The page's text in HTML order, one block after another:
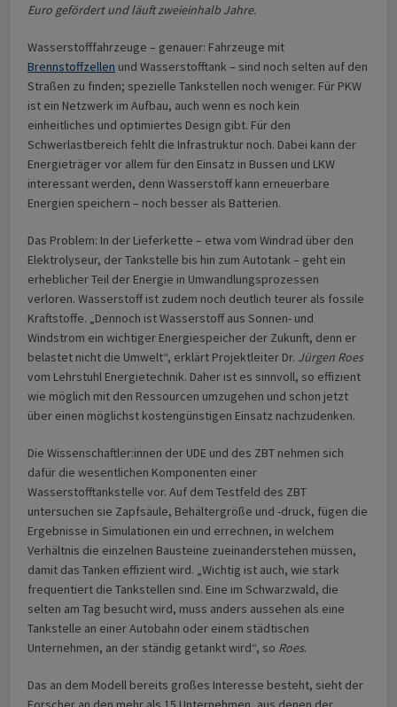
Euro gefördert und läuft zweieinhalb Jahre.
Wasserstofffahrzeuge – genauer: Fahrzeuge mit
Brennstoffzellen und Wasserstofftank – sind noch selten auf den
Straßen zu finden; spezielle Tankstellen noch weniger. Für PKW
ist ein Netzwerk im Aufbau, auch wenn es noch kein
einheitliches und optimiertes Design gibt. Für den
Schwerlastbereich fehlt die Infrastruktur noch. Dabei kann der
Energieträger vor allem für den Einsatz in Bussen und LKW
interessant werden, denn Wasserstoff kann erneuerbare
Energien speichern – noch besser als Batterien.
Das Problem: In der Lieferkette – etwa vom Windrad über den
Elektrolyseur, der Tankstelle bis hin zum Autotank – geht ein
erheblicher Teil der Energie in Umwandlungsprozessen
verloren. Wasserstoff ist zudem noch deutlich teurer als fossile
Kraftstoffe. „Dennoch ist Wasserstoff aus Sonnen- und
Windstrom ein wichtiger Energiespeicher der Zukunft, denn er
belastet nicht die Umwelt“, erklärt Projektleiter Dr. Jürgen Roes
vom Lehrstuhl Energietechnik. Daher ist es sinnvoll, so effizient
wie möglich mit den Ressourcen umzugehen und schon jetzt
über einen möglichst kostengünstigen Einsatz nachzudenken.
Die Wissenschaftler:innen der UDE und des ZBT nehmen sich
dafür die wesentlichen Komponenten einer
Wasserstofftankstelle vor. Auf dem Testfeld des ZBT
untersuchen sie Zapfsäule, Behältergröße und -druck, fügen die
Ergebnisse in Simulationen ein und errechnen, in welchem
Verhältnis die einzelnen Bausteine zueinanderstehen müssen,
damit das Tanken effizient wird. „Wichtig ist auch, wie stark
frequentiert die Tankstellen sind. Eine im Schwarzwald, die
selten am Tag besucht wird, muss anders aussehen als eine
Tankstelle an einer Autobahn oder einem städtischen
Unternehmen, an der ständig getankt wird“, so Roes.
Das an dem Modell bereits großes Interesse besteht, sieht der